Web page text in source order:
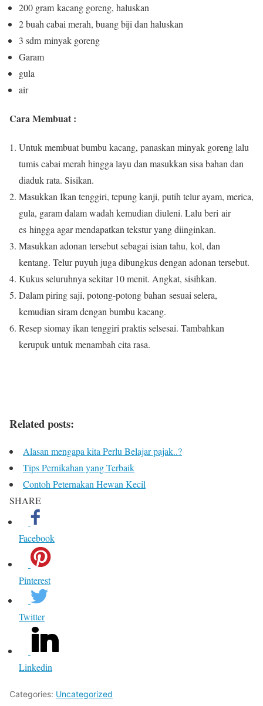
200 gram kacang goreng, haluskan
2 buah cabai merah, buang biji dan haluskan
3 sdm minyak goreng
Garam
gula
air
Cara Membuat :
Untuk membuat bumbu kacang, panaskan minyak goreng lalu
tumis cabai merah hingga layu dan masukkan sisa bahan dan
diaduk rata. Sisikan.
Masukkan Ikan tenggiri, tepung kanji, putih telur ayam, merica,
gula, garam dalam wadah kemudian diuleni. Lalu beri air
es hingga agar mendapatkan tekstur yang diinginkan.
Masukkan adonan tersebut sebagai isian tahu, kol, dan
kentang. Telur puyuh juga dibungkus dengan adonan tersebut.
Kukus seluruhnya sekitar 10 menit. Angkat, sisihkan.
Dalam piring saji, potong-potong bahan sesuai selera,
kemudian siram dengan bumbu kacang.
Resep siomay ikan tenggiri praktis selsesai. Tambahkan
kerupuk untuk menambah cita rasa.
Related posts:
Alasan mengapa kita Perlu Belajar pajak..?
Tips Pernikahan yang Terbaik
Contoh Peternakan Hewan Kecil
SHARE
Facebook
Pinterest
Twitter
Linkedin
Categories: Uncategorized